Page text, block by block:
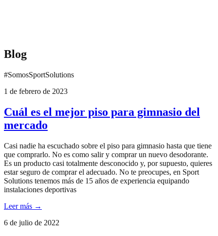
Blog
#SomosSportSolutions
1 de febrero de 2023
Cuál es el mejor piso para gimnasio del
mercado
Casi nadie ha escuchado sobre el piso para gimnasio hasta que tiene
que comprarlo. No es como salir y comprar un nuevo desodorante.
Es un producto casi totalmente desconocido y, por supuesto, quieres
estar seguro de comprar el adecuado. No te preocupes, en Sport
Solutions tenemos más de 15 años de experiencia equipando
instalaciones deportivas
Leer más →
6 de julio de 2022